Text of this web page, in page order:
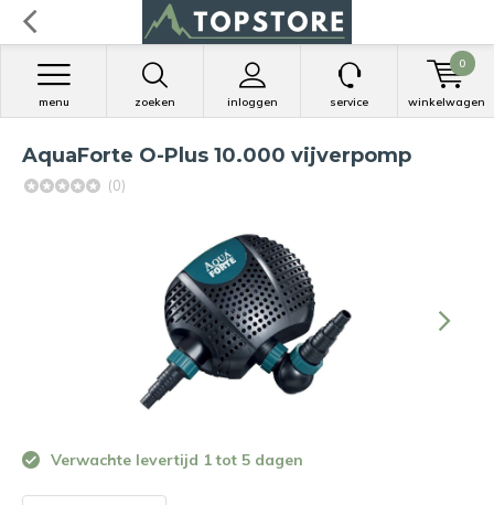
zoeken inloggen
menu service winkelwagen
0
AquaForte O-Plus 10.000 vijverpomp
(0)
Verwachte levertijd 1 tot 5 dagen